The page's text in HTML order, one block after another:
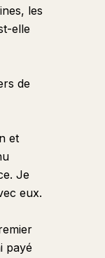
les
elle
de
et
Je
eux.
payé